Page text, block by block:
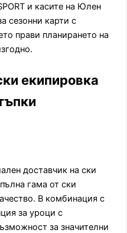
и касите на Юлен
сезонни карти с
прави планирането на
екипировка
доставчик на ски
гама от ски
В комбинация с
за уроци с
за значителни